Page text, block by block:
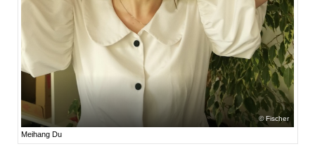
Fischer
Meihang Du